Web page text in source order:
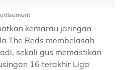
kemarau jaringan
The Reds membelasah
sekali gus memastikan
16 terakhir Liga